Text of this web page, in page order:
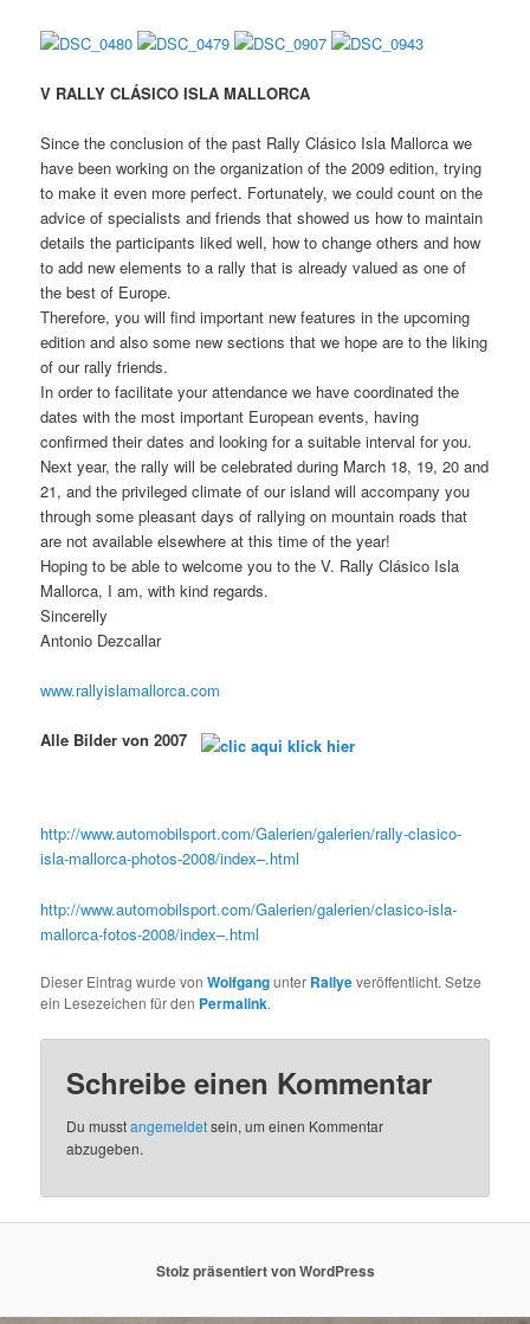
V RALLY CLÁSICO ISLA MALLORCA
Since the conclusion of the past Rally Clásico Isla Mallorca we
have been working on the organization of the 2009 edition, trying
to make it even more perfect. Fortunately, we could count on the
advice of specialists and friends that showed us how to maintain
details the participants liked well, how to change others and how
to add new elements to a rally that is already valued as one of
the best of Europe.
Therefore, you will find important new features in the upcoming
edition and also some new sections that we hope are to the liking
of our rally friends.
In order to facilitate your attendance we have coordinated the
dates with the most important European events, having
confirmed their dates and looking for a suitable interval for you.
Next year, the rally will be celebrated during March 18, 19, 20 and
21, and the privileged climate of our island will accompany you
through some pleasant days of rallying on mountain roads that
are not available elsewhere at this time of the year!
Hoping to be able to welcome you to the V. Rally Clásico Isla
Mallorca, I am, with kind regards.
Sincerelly
Antonio Dezcallar
www.rallyislamallorca.com
Alle Bilder von 2007
http://www.automobilsport.com/Galerien/galerien/rally-clasico-
isla-mallorca-photos-2008/index–.html
http://www.automobilsport.com/Galerien/galerien/clasico-isla-
mallorca-fotos-2008/index–.html
Dieser Eintrag wurde vonWolfgangunter Rallyeveröffentlicht. Setze
ein Lesezeichen für den Permalink.
Schreibe einen Kommentar
Du musstangemeldetsein, um einen Kommentar
abzugeben.
Stolz präsentiert von WordPress